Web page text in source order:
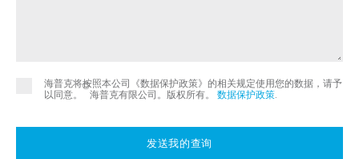
海普克将按照本公司《数据保护政策》的相关规定使用您的数据，请予
以同意。
©
海普克有限公司。版权所有。 数据保护政策
发送我的查询